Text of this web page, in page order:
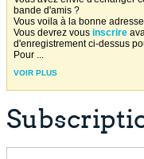
bande d'amis ?
Vous voila à la bonne
Vous devrez vous inscrire
d'enregistrement ci-dessus
Pour ...
VOIR PLUS